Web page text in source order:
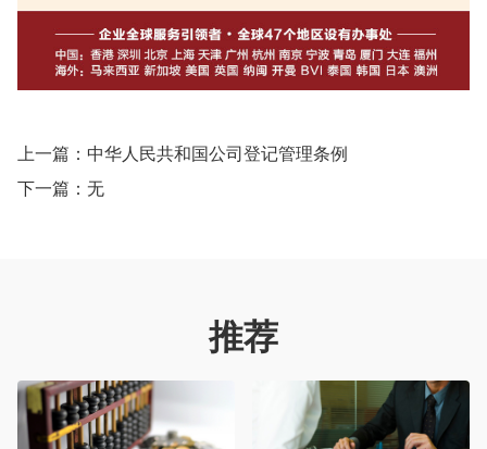
上一篇： 中华人民共和国公司登记管理条例
下一篇：无
推荐